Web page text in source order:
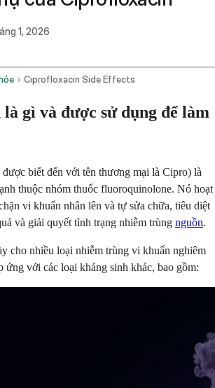
1, 2026
Ciprofloxacin Side Effects
gì và được sử dụng để làm
biết đến với tên thương mại là Cipro) là
thuộc nhóm thuốc fluoroquinolone. Nó hoạt
vi khuẩn nhân lên và tự sửa chữa, tiêu diệt
và giải quyết tình trạng nhiễm trùng nguồn.
cho nhiều loại nhiễm trùng vi khuẩn nghiêm
ứng với các loại kháng sinh khác, bao gồm: